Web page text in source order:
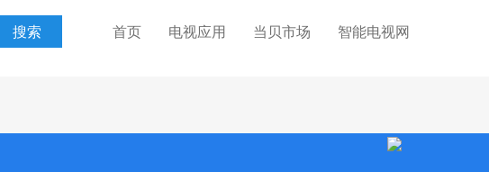
首页 电视应用 当贝市场 智能电视网